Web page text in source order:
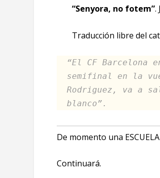
“Senyora, no fotem”.
Traducción libre del
“El CF Barcelona
semifinal en la
Rodriguez, va a
blanco”.
De momento una
Continuará.